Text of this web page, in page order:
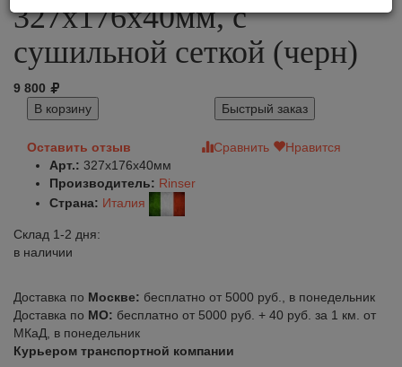
327x176х40мм, с
сушильной сеткой (черн)
9 800
В корзину
Быстрый заказ
Оставить отзыв Сравнить
Нравится
Арт.: 327x176х40мм
Производитель: Rinser
Страна: Италия
Склад 1-2 дня:
в наличии
Доставка по Москве: бесплатно от 5000 руб., в понедельник
Доставка по МО: бесплатно от 5000 руб. + 40 руб. за 1 км. от
МКаД, в понедельник
Курьером транспортной компании